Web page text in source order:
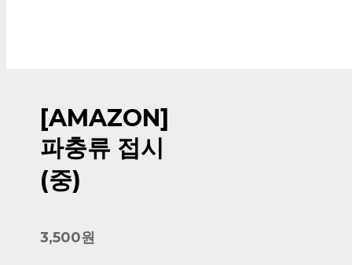
[AMAZON]
파충류 접시
(중)
3,500원